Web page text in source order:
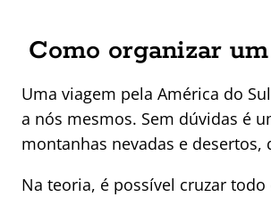
Como organizar
Uma viagem pela América do
a nós mesmos. Sem dúvidas é
montanhas nevadas e
Na teoria, é possível cruzar